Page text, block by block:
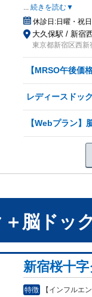
... 続きを読む▼
休診日:日曜・祝日
大久保駅 / 新宿
東京都新宿区西
【MRSO午後価
レディースドッ
【Webプラン】
＋脳ドッ
新宿桜十
特徴
【インフルエ